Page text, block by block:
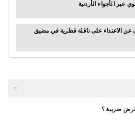
عبر الأجواء الأردنية
عن الاعتداء على ناقلة قطرية في مضيق
ضريبة ؟